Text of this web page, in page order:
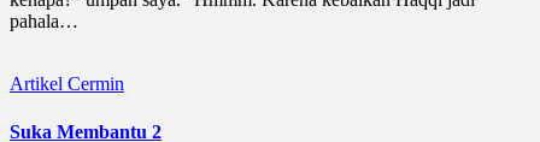
pahala…
Artikel Cermin
Suka Membantu 2